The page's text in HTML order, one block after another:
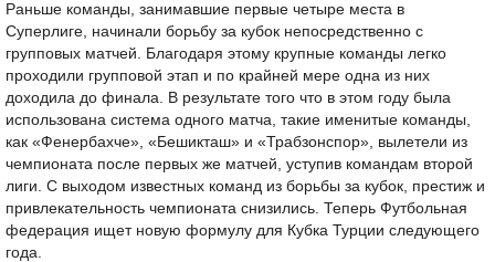
Раньше команды, занимавшие первые четыре места в
Суперлиге, начинали борьбу за кубок непосредственно с
групповых матчей. Благодаря этому крупные команды легко
проходили групповой этап и по крайней мере одна из них
доходила до финала. В результате того что в этом году была
использована система одного матча, такие именитые команды,
как «Фенербахче», «Бешикташ» и «Трабзонспор», вылетели из
чемпионата после первых же матчей, уступив командам второй
лиги. С выходом известных команд из борьбы за кубок, престиж и
привлекательность чемпионата снизились. Теперь Футбольная
федерация ищет новую формулу для Кубка Турции следующего
года.